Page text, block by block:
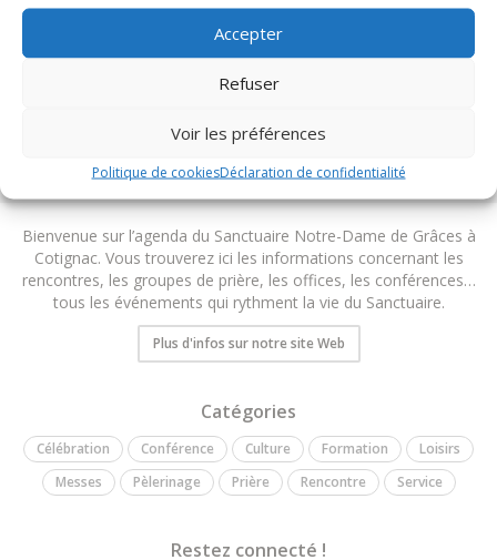
Accepter
Refuser
Voir les préférences
Politique de cookiesDéclaration de confidentialité
TOUS LES ÉVÉNEMENTS DU DIOCÈSE
Bienvenue sur l’agenda du Sanctuaire Notre-Dame de Grâces à
Cotignac. Vous trouverez ici les informations concernant les
rencontres, les groupes de prière, les offices, les conférences…
tous les événements qui rythment la vie du Sanctuaire.
Plus d'infos sur notre site Web
Catégories
Célébration Conférence Culture Formation
Loisirs
Messes
Pèlerinage Prière Rencontre Service
Restez connecté !